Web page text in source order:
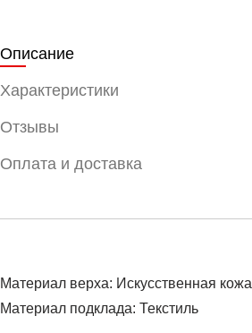
Описание
Характеристики
Отзывы
Оплата и доставка
Материал верха: Искусственная кожа
Материал подклада: Текстиль